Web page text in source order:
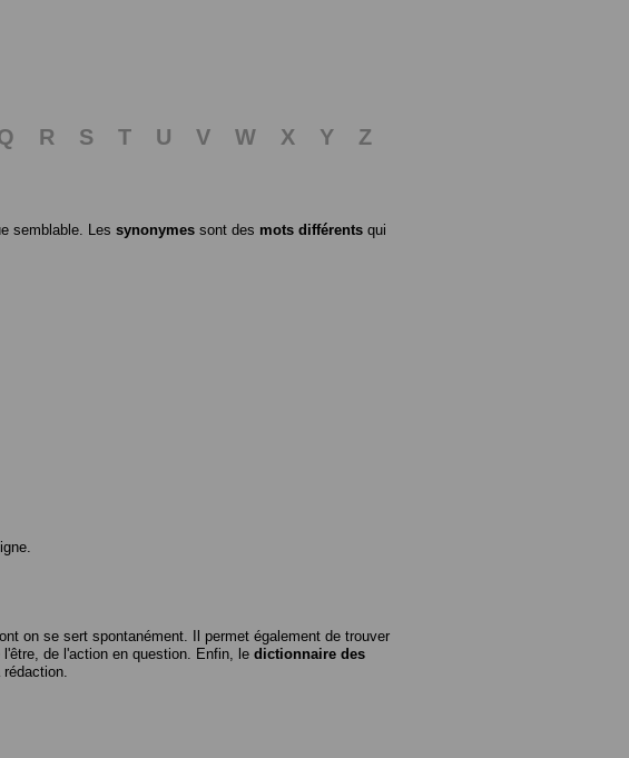
R S T U V W X Y
Z
semblable. Les synonymes sont des mots différents qui
on se sert spontanément. Il permet également de trouver
de l'action en question. Enfin, le dictionnaire des
rédaction.